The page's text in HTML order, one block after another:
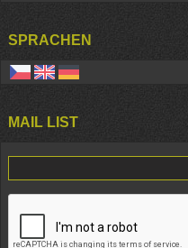
SPRACHEN
MAIL LIST